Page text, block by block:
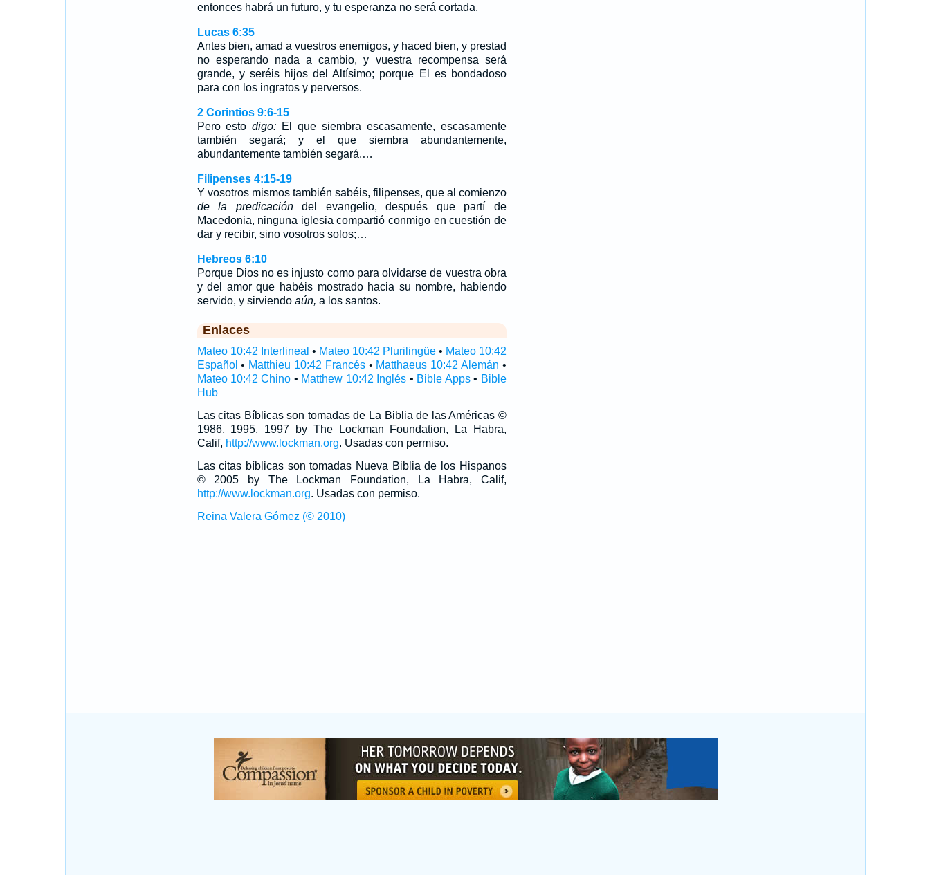
entonces habrá un futuro, y tu esperanza no será cortada.
Lucas 6:35
Antes bien, amad a vuestros enemigos, y haced bien, y prestad
no esperando nada a cambio, y vuestra recompensa será
grande, y seréis hijos del Altísimo; porque El es bondadoso
para con los ingratos y perversos.
2 Corintios 9:6-15
Pero estodigo: El que siembra escasamente, escasamente
también segará; y el que siembra abundantemente,
abundantemente también segará.…
Filipenses 4:15-19
Y vosotros mismos también sabéis, filipenses, que al comienzo
de la predicacióndel evangelio, después que partí de
Macedonia, ninguna iglesia compartió conmigo en cuestión de
dar y recibir, sino vosotros solos;…
Hebreos 6:10
Porque Dios no es injusto como para olvidarse de vuestra obra
y del amor que habéis mostrado hacia su nombre, habiendo
servido, y sirviendo aún, a los santos.
Enlaces
Mateo 10:42 Interlineal • Mateo 10:42 Plurilingüe• Mateo 10:42
Español • Matthieu 10:42 Francés• Matthaeus 10:42 Alemán •
Mateo 10:42 Chino • Matthew 10:42 Inglés • Bible Apps• Bible
Hub
Las citas Bíblicas son tomadas de La Biblia de las Américas ©
1986, 1995, 1997 by The Lockman Foundation, La Habra,
Calif, http://www.lockman.org. Usadas con permiso.
Las citas bíblicas son tomadas Nueva Biblia de los Hispanos
© 2005 by The Lockman Foundation, La Habra, Calif,
http://www.lockman.org. Usadas con permiso.
Reina Valera Gómez (© 2010)